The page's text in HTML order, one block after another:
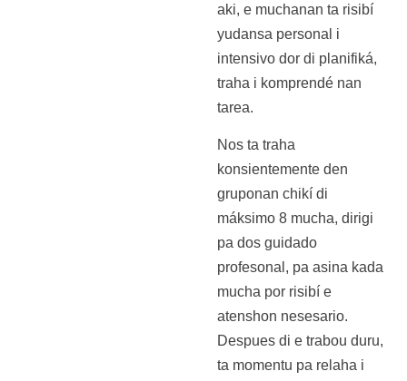
aki, e muchanan ta risibí
yudansa personal i
intensivo dor di planifiká,
traha i komprendé nan
tarea.
Nos ta traha
konsientemente den
gruponan chikí di
máksimo 8 mucha, dirigi
pa dos guidado
profesonal, pa asina kada
mucha por risibí e
atenshon nesesario.
Despues di e trabou duru,
ta momentu pa relaha i